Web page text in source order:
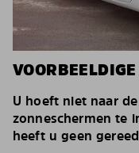
U hoeft niet naar
zonneschermen te
heeft u geen